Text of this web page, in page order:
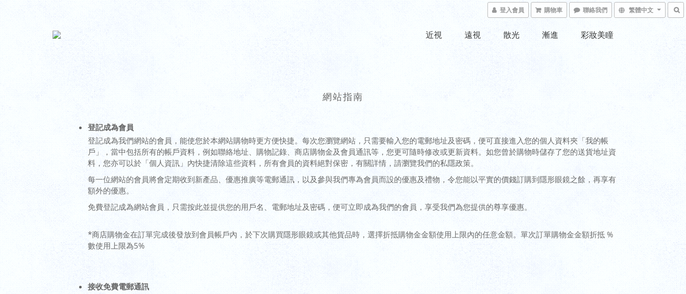
登入會員 購物車 聯絡我們 繁體中文
近視 遠視 散光 漸進 彩妝美瞳
網站指南
登記成為會員
登記成為我們網站的會員，能使您於本網站購物時更方便快捷。每次您瀏覽網站，只需要輸入您的電郵地址及密碼，便可直接進入您的個人資料夾「我的帳
戶」，當中包括所有的帳戶資料，例如聯絡地址、購物記錄、商店購物金及會員通訊等，您更可隨時修改或更新資料。如您曾於購物時儲存了您的送貨地址資
料，您亦可以於「個人資訊」內快捷清除這些資料，所有會員的資料絕對保密，有關詳情，請瀏覽我們的私隱政策。
每一位網站的會員將會定期收到新產品、優惠推廣等電郵通訊，以及參與我們專為會員而設的優惠及禮物，令您能以平實的價錢訂購到隱形眼鏡之餘，再享有
額外的優惠。
免費登記成為網站會員，只需按此並提供您的用戶名、電郵地址及密碼，便可立即成為我們的會員，享受我們為您提供的尊享優惠。
*商店購物金在訂單完成後發放到會員帳戶內，於下次購買隱形眼鏡或其他貨品時，選擇折抵購物金金額使用上限內的任意金額。單次訂單購物金金額折抵 %
數使用上限為5%
接收免費電郵通訊